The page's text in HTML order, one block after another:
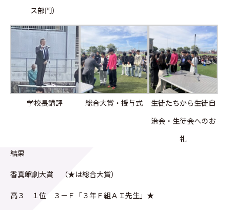
ス部門）
学校長講評 総合大賞・授与式
生徒たちから生徒自
治会・生徒会へのお
礼
結果
香真館劇大賞 （★は総合大賞）
高３ １位 ３－Ｆ「３年Ｆ組ＡＩ先生」★